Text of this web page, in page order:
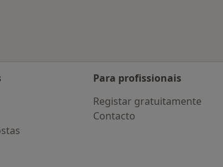
Para profissionais
Registar gratuitamente
Contacto